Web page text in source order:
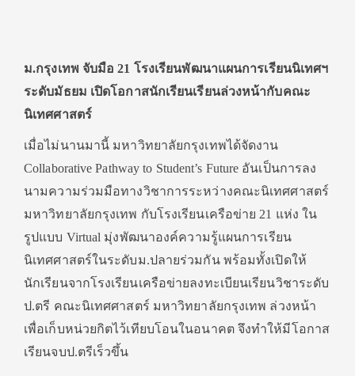
ม.กรุงเทพ จับมือ 21 โรงเรียนพัฒนาแผนการเรียนนิเทศฯ
ระดับมัธยม เปิดโอกาสนักเรียนเรียนล่วงหน้ากับคณะ
นิเทศศาสตร์
เมื่อไม่นานมานี้ มหาวิทยาลัยกรุงเทพได้จัดงาน
Collaborative Pathway to Student’s Future อันเป็นการลง
นามความร่วมมือทางวิชาการระหว่างคณะนิเทศศาสตร์
มหาวิทยาลัยกรุงเทพ กับโรงเรียนเครือข่าย 21 แห่ง ใน
รูปแบบ Virtual มุ่งพัฒนาองค์ความรู้แผนการเรียน
นิเทศศาสตร์ในระดับม.ปลายร่วมกัน พร้อมทั้งเปิดให้
นักเรียนจากโรงเรียนเครือข่ายลงทะเบียนเรียนวิชาระดับ
ป.ตรี คณะนิเทศศาสตร์ มหาวิทยาลัยกรุงเทพ ล่วงหน้า
เพื่อเก็บหน่วยกิตไว้เทียบโอนในอนาคต จึงทำให้มีโอกาส
เรียนจบป.ตรีเร็วขึ้น